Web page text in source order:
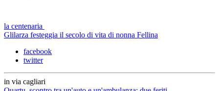
la centenaria
Glilarza festeggia il secolo di vita di nonna Fellina
facebook
twitter
in via cagliari